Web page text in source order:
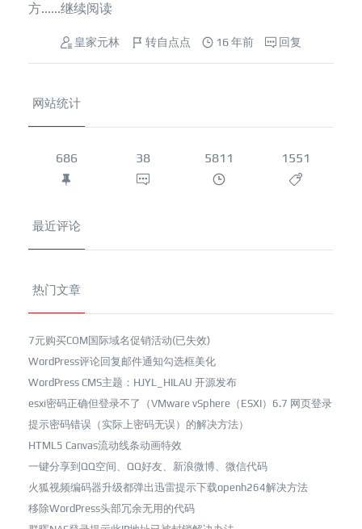
方......继续阅读
皇家元林 转自点点 16 年前 回复
网站统计
686 38 5811 1551
最近评论
热门文章
7元购买COM国际域名促销活动(已失效)
WordPress评论回复邮件通知勾选框美化
WordPress CMS主题：HJYL_HILAU 开源发布
esxi密码正确但登录不了（VMware vSphere（ESXI）6.7 网页登录
提示密码错误（实际上密码无误）的解决方法）
HTML5 Canvas流动线条动画特效
一键分享到QQ空间、QQ好友、新浪微博、微信代码
火狐视频编码器升级都弹出迅雷提示下载openh264解决方法
移除WordPress头部冗余无用的代码